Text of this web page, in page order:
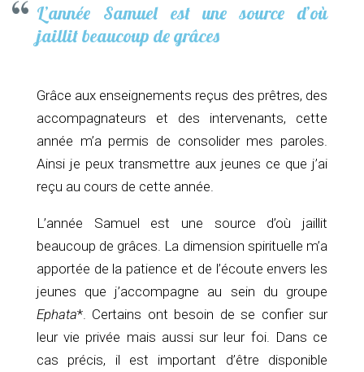
L’année Samuel est une source d’où
jaillit beaucoup de grâces
Grâce aux enseignements reçus des prêtres, des
accompagnateurs et des intervenants, cette
année m’a permis de consolider mes paroles.
Ainsi je peux transmettre aux jeunes ce que j’ai
reçu au cours de cette année.
L’année Samuel est une source d’où jaillit
beaucoup de grâces. La dimension spirituelle m’a
apportée de la patience et de l’écoute envers les
jeunes que j’accompagne au sein du groupe
Ephata*. Certains ont besoin de se confier sur
leur vie privée mais aussi sur leur foi. Dans ce
cas précis, il est important d’être disponible